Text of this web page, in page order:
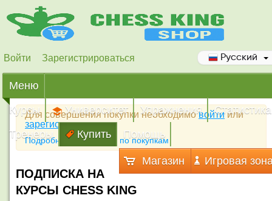
Войти Зарегистрироваться Русский
Меню
Курсы
Университет Упражнения
Статистика
Тренеры
Купить Помощь
Магазин Игровая
Для совершения покупки необходимовойтиили
зарегистрироваться
Подробная инструкция по покупкам
ПОДПИСКА НА
КУРСЫ CHESS KING